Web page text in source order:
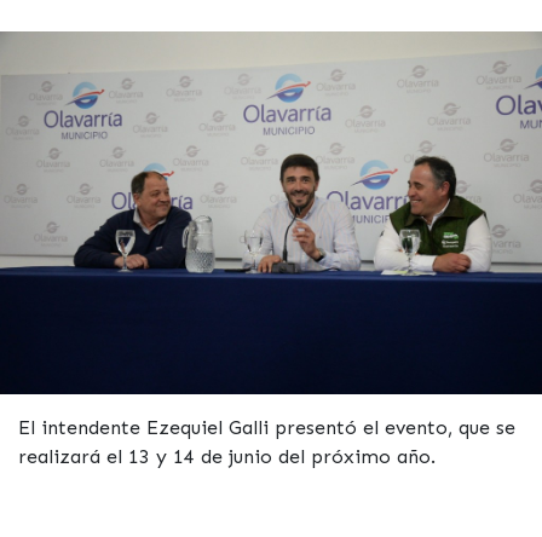
El intendente Ezequiel Galli presentó el evento, que se
realizará el 13 y 14 de junio del próximo año.